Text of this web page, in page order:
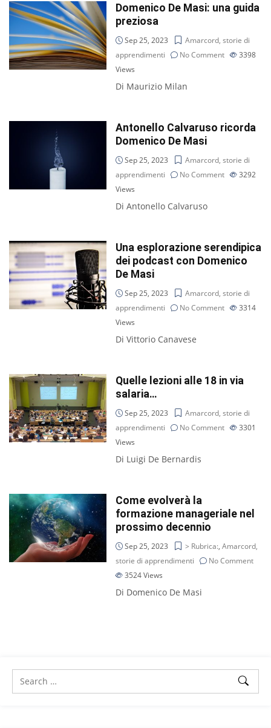
Domenico De Masi: una guida
preziosa
Sep 25, 2023
Amarcord, storie di
apprendimenti
No Comment
3398
Views
Di Maurizio Milan
Antonello Calvaruso ricorda
Domenico De Masi
Sep 25, 2023
Amarcord, storie di
apprendimenti
No Comment
3292
Views
Di Antonello Calvaruso
Una esplorazione serendipica
dei podcast con Domenico
De Masi
Sep 25, 2023
Amarcord, storie di
apprendimenti
No Comment
3314
Views
Di Vittorio Canavese
Quelle lezioni alle 18 in via
salaria…
Sep 25, 2023
Amarcord, storie di
apprendimenti
No Comment
3301
Views
Di Luigi De Bernardis
Come evolverà la
formazione manageriale nel
prossimo decennio
Sep 25, 2023 > Rubrica:,Amarcord,
storie di apprendimenti
No Comment
3524Views
Di Domenico De Masi